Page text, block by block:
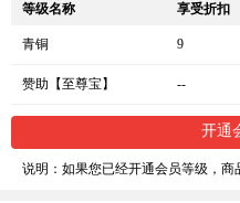
等级名称 享受折扣
青铜 9
赞助【至尊宝】 --
开通
说明：如果您已经开通会员等级，商